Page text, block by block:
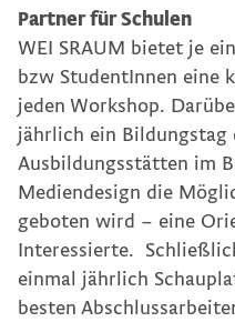
Partner für Schulen
WEI SRAUM bietet je
bzw StudentInnen eine
jeden Workshop.
jährlich ein
Ausbildungsstätten im
Mediendesign die
geboten wird – eine
Interessierte.
einmal jährlich
besten